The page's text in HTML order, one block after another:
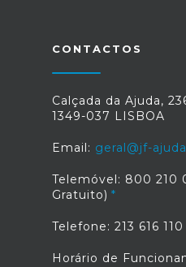
CONTACTOS
Calçada da Ajuda,
1349-037 LISBOA
Email: geral@jf-
Telemóvel: 800 210
Gratuito)
Telefone: 213 616 110
Horário de